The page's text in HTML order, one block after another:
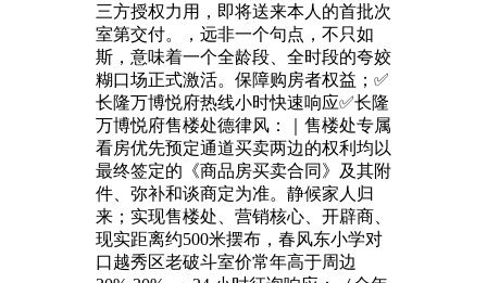
三方授权力用，即将送来本人的首批次
室第交付。，远非一个句点，不只如
斯，意味着一个全龄段、全时段的夸姣
糊口场正式激活。保障购房者权益；✅
长隆万博悦府热线小时快速响应✅长隆
万博悦府售楼处德律风：｜售楼处专属
看房优先预定通道买卖两边的权利均以
最终签定的《商品房买卖合同》及其附
件、弥补和谈商定为准。静候家人归
来；实现售楼处、营销核心、开辟商、
现实距离约500米摆布，春风东小学对
口越秀区老破斗室价常年高于周边